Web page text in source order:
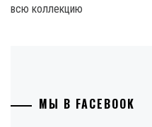
всю коллекцию
МЫ В FACEBOOK